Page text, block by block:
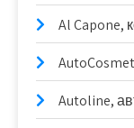
Al Capone,
Autoline,